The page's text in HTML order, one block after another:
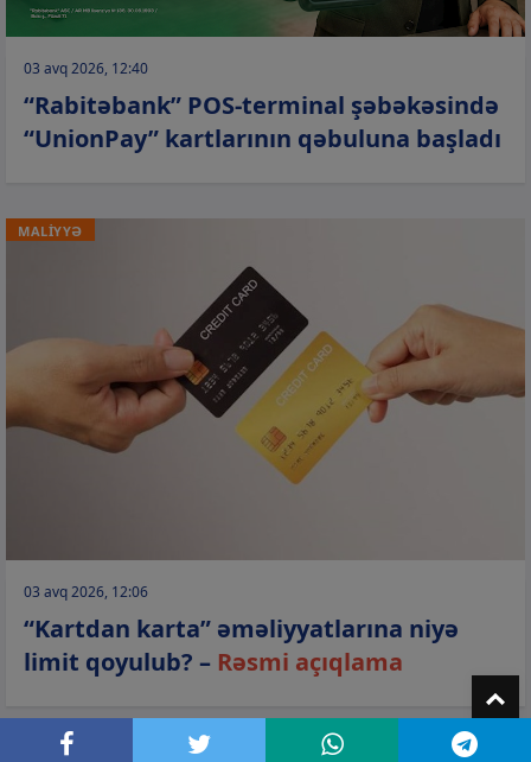
03 avq 2026, 12:40
“Rabitəbank” POS-terminal şəbəkəsində
“UnionPay” kartlarının qəbuluna başladı
MALİYYƏ
03 avq 2026, 12:06
“Kartdan karta” əməliyyatlarına niyə
limit qoyulub? – Rəsmi açıqlama